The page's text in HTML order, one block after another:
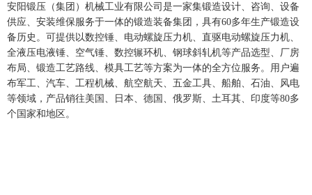
安阳锻压（集团）机械工业有限公司是一家集锻造设计、咨询、设备
供应、安装维保服务于一体的锻造装备集团，具有60多年生产锻造设
备历史。可提供以数控锤、电动螺旋压力机、直驱电动螺旋压力机、
全液压电液锤、空气锤、数控辗环机、钢球斜轧机等产品选型、厂房
布局、锻造工艺路线、模具工艺等方案为一体的全方位服务。用户遍
布军工、汽车、工程机械、航空航天、五金工具、船舶、石油、风电
等领域，产品销往美国、日本、德国、俄罗斯、土耳其、印度等80多
个国家和地区。